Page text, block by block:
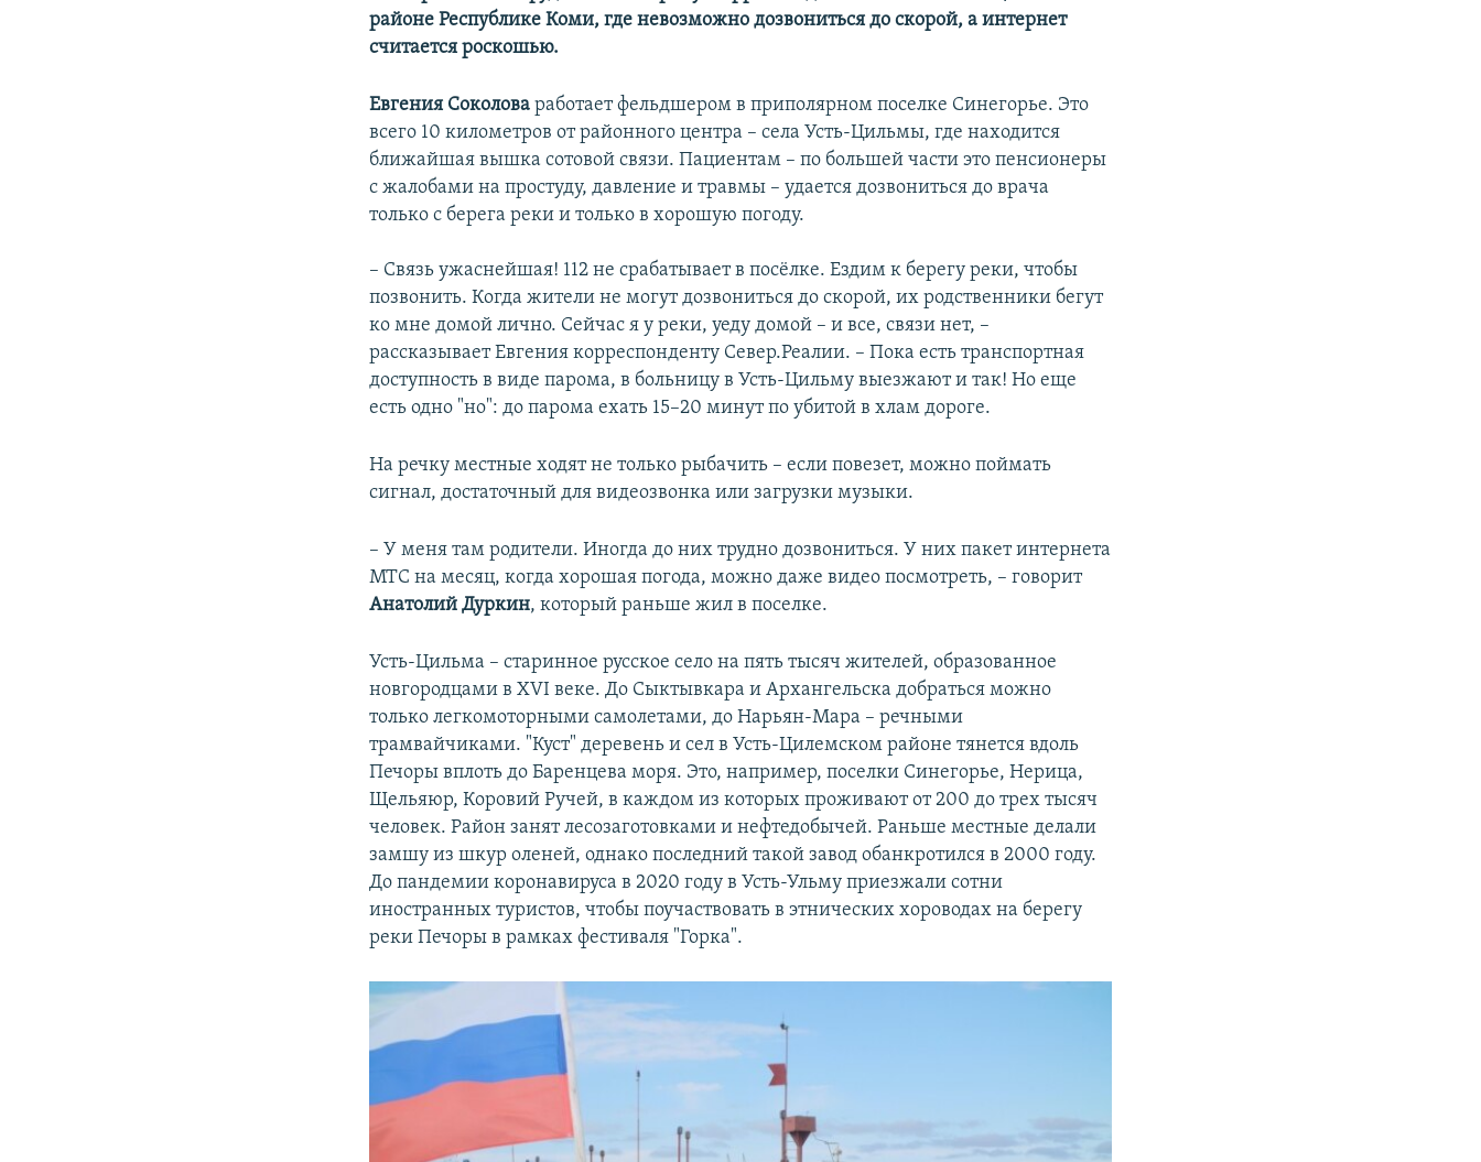
районе Республике Коми, где невозможно дозвониться до скорой, а интернет
считается роскошью.
Евгения Соколова работает фельдшером в приполярном поселке Синегорье. Это
всего 10 километров от районного центра – села Усть-Цильмы, где находится
ближайшая вышка сотовой связи. Пациентам – по большей части это пенсионеры
с жалобами на простуду, давление и травмы – удается дозвониться до врача
только с берега реки и только в хорошую погоду.
– Связь ужаснейшая! 112 не срабатывает в посёлке. Ездим к берегу реки, чтобы
позвонить. Когда жители не могут дозвониться до скорой, их родственники бегут
ко мне домой лично. Сейчас я у реки, уеду домой – и все, связи нет, –
рассказывает Евгения корреспонденту Север.Реалии. – Пока есть транспортная
доступность в виде парома, в больницу в Усть-Цильму выезжают и так! Но еще
есть одно "но": до парома ехать 15–20 минут по убитой в хлам дороге.
На речку местные ходят не только рыбачить – если повезет, можно поймать
сигнал, достаточный для видеозвонка или загрузки музыки.
– У меня там родители. Иногда до них трудно дозвониться. У них пакет интернета
МТС на месяц, когда хорошая погода, можно даже видео посмотреть, – говорит
Анатолий Дуркин, который раньше жил в поселке.
Усть-Цильма – старинное русское село на пять тысяч жителей, образованное
новгородцами в XVI веке. До Сыктывкара и Архангельска добраться можно
только легкомоторными самолетами, до Нарьян-Мара – речными
трамвайчиками. "Куст" деревень и сел в Усть-Цилемском районе тянется вдоль
Печоры вплоть до Баренцева моря. Это, например, поселки Синегорье, Нерица,
Щельяюр, Коровий Ручей, в каждом из которых проживают от 200 до трех тысяч
человек. Район занят лесозаготовками и нефтедобычей. Раньше местные делали
замшу из шкур оленей, однако последний такой завод обанкротился в 2000 году.
До пандемии коронавируса в 2020 году в Усть-Ульму приезжали сотни
иностранных туристов, чтобы поучаствовать в этнических хороводах на берегу
реки Печоры в рамках фестиваля "Горка".